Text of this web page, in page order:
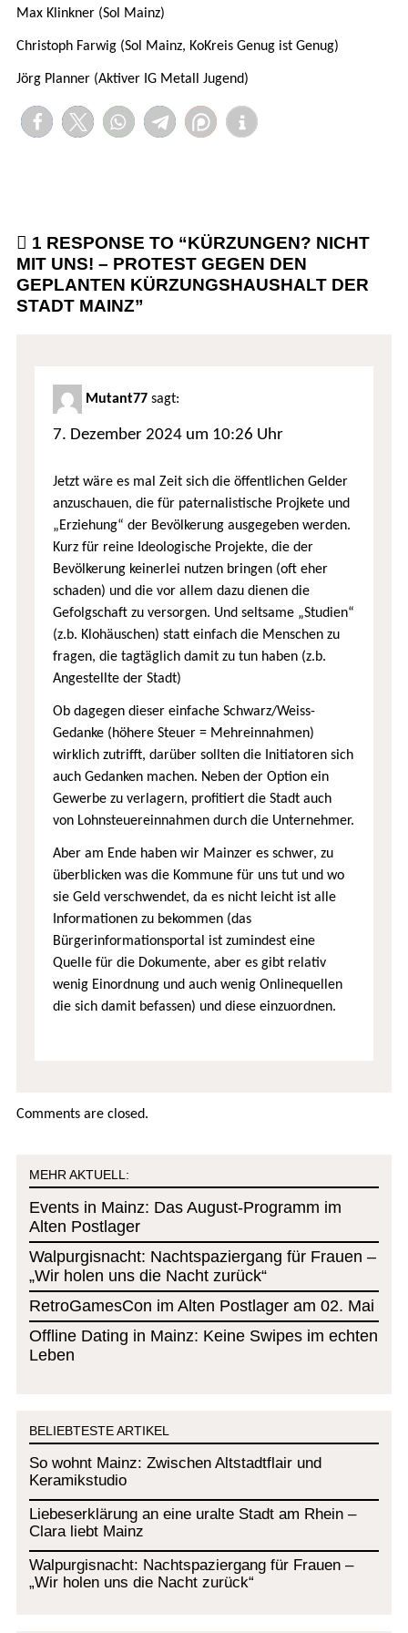
Max Klinkner (Sol Mainz)
Christoph Farwig (Sol Mainz, KoKreis Genug ist Genug)
Jörg Planner (Aktiver IG Metall Jugend)
1 RESPONSE TO “KÜRZUNGEN? NICHT
MIT UNS! – PROTEST GEGEN DEN
GEPLANTEN KÜRZUNGSHAUSHALT DER
STADT MAINZ”
Mutant77 sagt:
7. Dezember 2024 um 10:26 Uhr
Jetzt wäre es mal Zeit sich die öffentlichen Gelder
anzuschauen, die für paternalistische Projkete und
„Erziehung“ der Bevölkerung ausgegeben werden.
Kurz für reine Ideologische Projekte, die der
Bevölkerung keinerlei nutzen bringen (oft eher
schaden) und die vor allem dazu dienen die
Gefolgschaft zu versorgen. Und seltsame „Studien“
(z.b. Klohäuschen) statt einfach die Menschen zu
fragen, die tagtäglich damit zu tun haben (z.b.
Angestellte der Stadt)
Ob dagegen dieser einfache Schwarz/Weiss-
Gedanke (höhere Steuer = Mehreinnahmen)
wirklich zutrifft, darüber sollten die Initiatoren sich
auch Gedanken machen. Neben der Option ein
Gewerbe zu verlagern, profitiert die Stadt auch
von Lohnsteuereinnahmen durch die Unternehmer.
Aber am Ende haben wir Mainzer es schwer, zu
überblicken was die Kommune für uns tut und wo
sie Geld verschwendet, da es nicht leicht ist alle
Informationen zu bekommen (das
Bürgerinformationsportal ist zumindest eine
Quelle für die Dokumente, aber es gibt relativ
wenig Einordnung und auch wenig Onlinequellen
die sich damit befassen) und diese einzuordnen.
Comments are closed.
MEHR AKTUELL:
Events in Mainz: Das August-Programm im
Alten Postlager
Walpurgisnacht: Nachtspaziergang für Frauen –
„Wir holen uns die Nacht zurück“
RetroGamesCon im Alten Postlager am 02. Mai
Offline Dating in Mainz: Keine Swipes im echten
Leben
BELIEBTESTE ARTIKEL
So wohnt Mainz: Zwischen Altstadtflair und
Keramikstudio
Liebeserklärung an eine uralte Stadt am Rhein –
Clara liebt Mainz
Walpurgisnacht: Nachtspaziergang für Frauen –
„Wir holen uns die Nacht zurück“